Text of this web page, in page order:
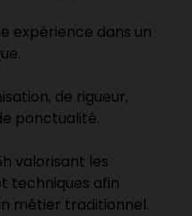
expérience dans un
de rigueur,
ponctualité.
valorisant les
techniques afin
métier traditionnel.